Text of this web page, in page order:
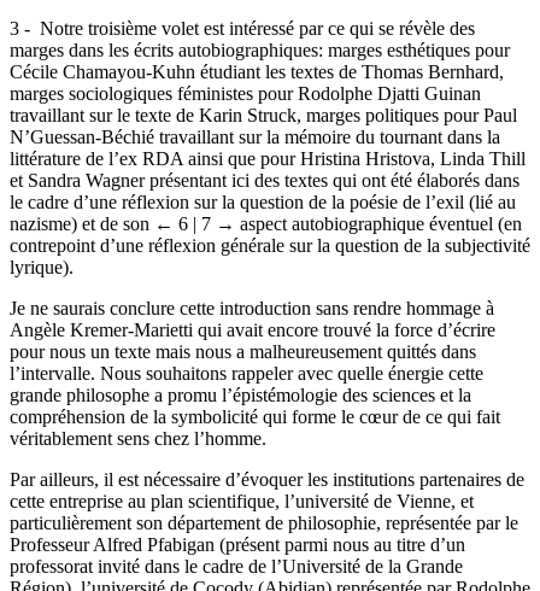
3 - Notre troisième volet est intéressé par ce qui se révèle des
marges dans les écrits autobiographiques: marges esthétiques pour
Cécile Chamayou-Kuhn étudiant les textes de Thomas Bernhard,
marges sociologiques féministes pour Rodolphe Djatti Guinan
travaillant sur le texte de Karin Struck, marges politiques pour Paul
N’Guessan-Béchié travaillant sur la mémoire du tournant dans la
littérature de l’ex RDA ainsi que pour Hristina Hristova, Linda Thill
et Sandra Wagner présentant ici des textes qui ont été élaborés dans
le cadre d’une réflexion sur la question de la poésie de l’exil (lié au
nazisme) et de son← 6 | 7 →aspect autobiographique éventuel (en
contrepoint d’une réflexion générale sur la question de la subjectivité
Je ne saurais conclure cette introduction sans rendre hommage à
Angèle Kremer-Marietti qui avait encore trouvé la force d’écrire
pour nous un texte mais nous a malheureusement quittés dans
l’intervalle. Nous souhaitons rappeler avec quelle énergie cette
grande philosophe a promu l’épistémologie des sciences et la
compréhension de la symbolicité qui forme le cœur de ce qui fait
Par ailleurs, il est nécessaire d’évoquer les institutions partenaires de
cette entreprise au plan scientifique, l’université de Vienne, et
particulièrement son département de philosophie, représentée par le
Professeur Alfred Pfabigan (présent parmi nous au titre d’un